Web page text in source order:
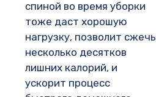
спиной во время уборки
тоже даст хорошую
нагрузку, позволит сжечь
несколько десятков
лишних калорий, и
ускорит процесс